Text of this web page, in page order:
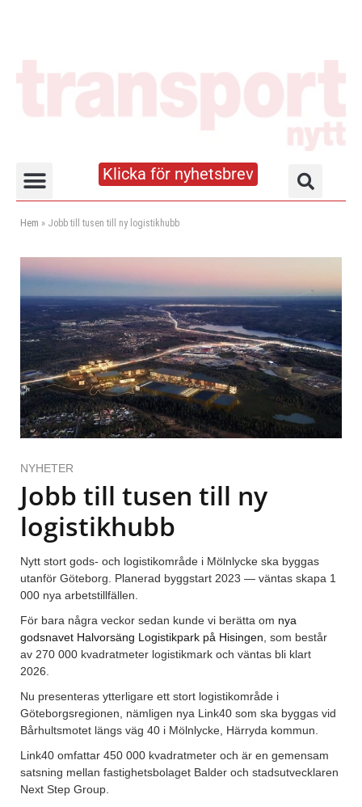
Klicka för nyhetsbrev
Hem » Jobb till tusen till ny logistikhubb
NYHETER
Jobb till tusen till ny
logistikhubb
Nytt stort gods- och logistikområde i Mölnlycke ska byggas
utanför Göteborg. Planerad byggstart 2023 — väntas skapa 1
000 nya arbetstillfällen.
För bara några veckor sedan kunde vi berätta om nya
godsnavet Halvorsäng Logistikpark på Hisingen , som består
av 270 000 kvadratmeter logistikmark och väntas bli klart
2026.
Nu presenteras ytterligare ett stort logistikområde i
Göteborgsregionen, nämligen nya Link40 som ska byggas vid
Bårhultsmotet längs väg 40 i Mölnlycke, Härryda kommun.
Link40 omfattar 450 000 kvadratmeter och är en gemensam
satsning mellan fastighetsbolaget Balder och stadsutvecklaren
Next Step Group.